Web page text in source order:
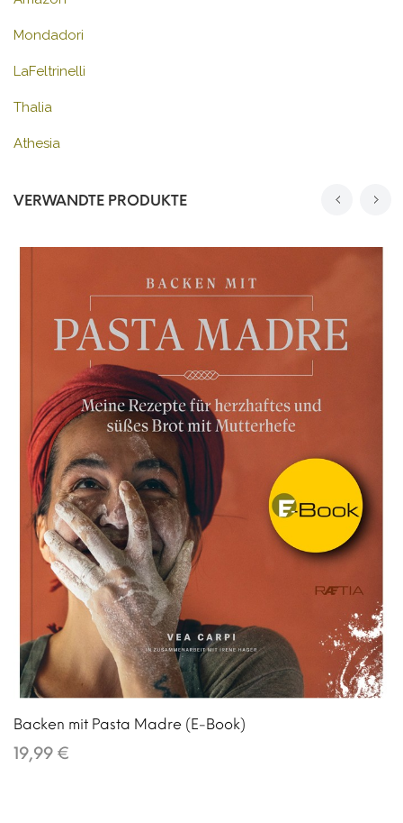
Mondadori
LaFeltrinelli
Thalia
Athesia
VERWANDTE PRODUKTE
Backen mit Pasta Madre (E-Book)
19,99 €